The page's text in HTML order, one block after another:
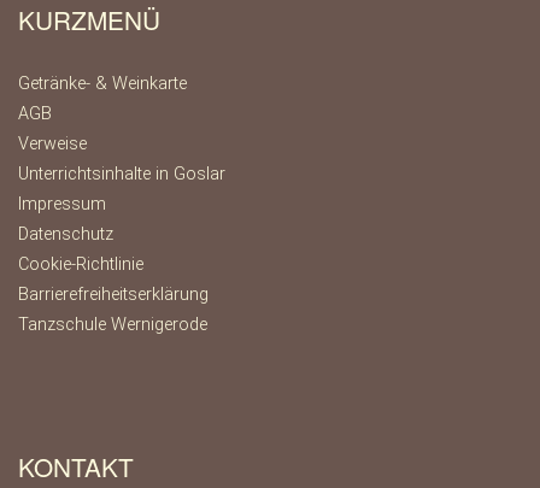
KURZMENÜ
Getränke- & Weinkarte
AGB
Verweise
Unterrichtsinhalte in Goslar
Impressum
Datenschutz
Cookie-Richtlinie
Barrierefreiheitserklärung
Tanzschule Wernigerode
KONTAKT